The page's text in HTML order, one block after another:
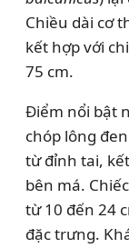
Chiều dài cơ
kết hợp với
75 cm.
Điểm nổi bật
chóp lông
từ đỉnh tai,
bên má.
từ 10 đến 24
đặc trưng.